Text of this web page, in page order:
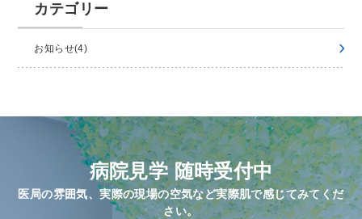
カテゴリー
お知らせ(4)
病院⾒学 随時受付中
医局の雰囲気、実際の現場の空気など実際肌で感じてみてくだ
さい。